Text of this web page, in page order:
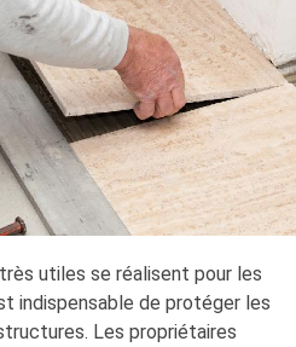
utiles se réalisent pour les
indispensable de protéger les
Les propriétaires